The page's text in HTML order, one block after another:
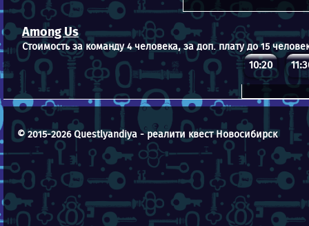
Among Us
Стоимость за команду 4 человека, за доп. плату до 15
10:20
© 2015-2026 Questlyandiya - реалити квест Новосибирск